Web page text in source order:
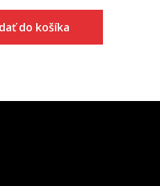
do košíka